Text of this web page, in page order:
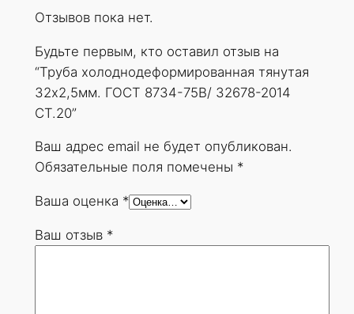
о
е
ф
о
р
м
и
о
в
а
Отзывов пока нет.
Будьте первым, кто оставил отзыв на
“Труба холоднодеформированная тянутая
32х2,5мм. ГОСТ 8734-75В/ 32678-2014
СТ.20”
Ваш адрес email не будет опубликован.
Обязательные поля помечены *
Ваша оценка *
Ваш отзыв *